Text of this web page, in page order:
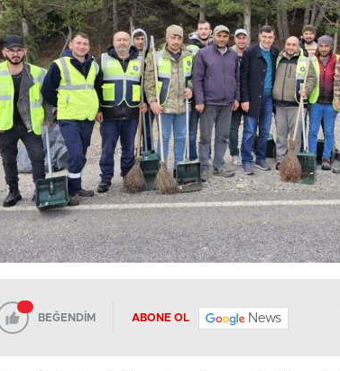
BEĞENDİM ABONE OL News